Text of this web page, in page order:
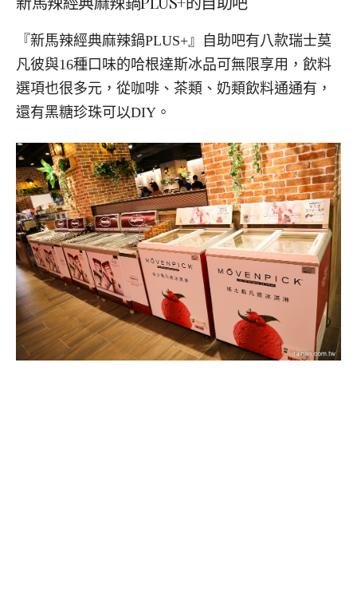
『新馬辣經典麻辣鍋PLUS+』自助吧有八款瑞士莫
凡彼與16種口味的哈根達斯冰品可無限享用，飲料
選項也很多元，從咖啡、茶類、奶類飲料通通有，
還有黑糖珍珠可以DIY。